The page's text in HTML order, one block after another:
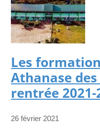
Les
Athanase
rentrée 2021-
26 février 2021